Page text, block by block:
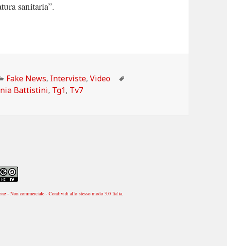
sanitaria”.
Categorie
Fake News, Interviste,Video
Battistini, Tg1, Tv7
- Non commerciale - Condividi allo stesso modo 3.0 Italia.